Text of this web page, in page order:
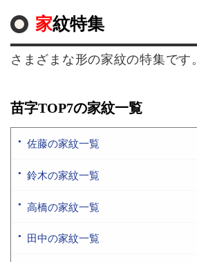
家紋特集
さまざまな形の家紋の特集です。
苗字TOP7の家紋一覧
佐藤の家紋一覧
鈴木の家紋一覧
高橋の家紋一覧
田中の家紋一覧